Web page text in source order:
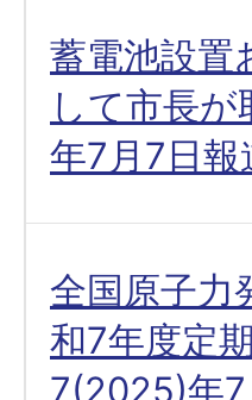
蓄電池設置
して市長
年7月7日報
全国原子力
和7年度定
7(2025)年7